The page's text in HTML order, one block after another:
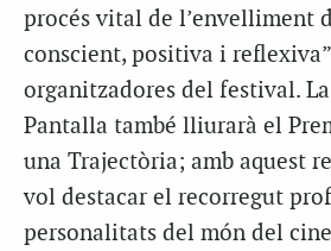
procés vital de l’envelliment
conscient, positiva i
organitzadores del festival.
Pantalla també lliurarà el
una Trajectòria; amb aquest
vol destacar el recorregut
personalitats del món del